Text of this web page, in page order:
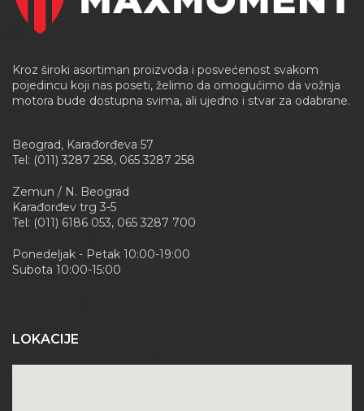
Kroz široki asortiman proizvoda i posvećenost svakom
pojedincu koji nas poseti, želimo da omogućimo da vožnja
motora bude dostupna svima, ali ujedno i stvar za odabrane.
Beograd, Karađorđeva 57
Tel: (011) 3287 258, 065 3287 258
Zemun / N. Beograd
Karađorđev trg 3-5
Tel: (011) 6186 053, 065 3287 700
Ponedeljak - Petak 10:00-19:00
Subota 10:00-15:00
LOKACIJE